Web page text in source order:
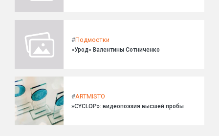
#Подмостки
»Урод» Валентины Сотниченко
#ARTMISTO
»CYCLOP»: видеопоэзия высшей пробы